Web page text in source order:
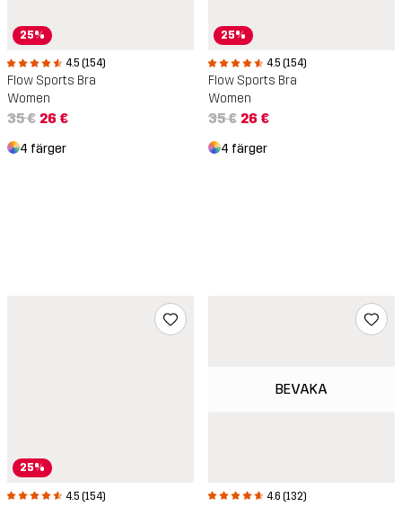
25%
4.5 (154)
Flow Sports Bra
Women
35 € 26 €
4 färger
25%
4.5 (154)
Flow Sports Bra
Women
35 € 26 €
4 färger
25%
4.5 (154)
BEVAKA
4.6 (132)